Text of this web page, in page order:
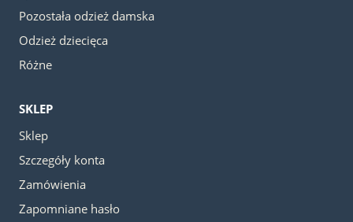
Pozostała odzież damska
Odzież dziecięca
Różne
SKLEP
Sklep
Szczegóły konta
Zamówienia
Zapomniane hasło